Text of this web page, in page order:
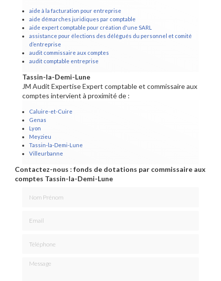
aide à la facturation pour entreprise
aide démarches juridiques par comptable
aide expert comptable pour création d'une SARL
assistance pour élections des délégués du personnel et comité
d’entreprise
audit commissaire aux comptes
audit comptable entreprise
Tassin-la-Demi-Lune
JM Audit Expertise Expert comptable et commissaire aux
comptes intervient à proximité de :
Caluire-et-Cuire
Genas
Lyon
Meyzieu
Tassin-la-Demi-Lune
Villeurbanne
Contactez-nous : fonds de dotations par commissaire aux
comptes Tassin-la-Demi-Lune
Message